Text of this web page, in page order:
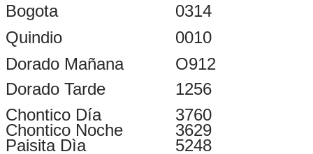
Bogota
0314
Quindio
0010
Dorado Mañana
O912
Dorado Tarde
1256
Chontico Día
3760
Chontico Noche
3629
Paisita Dìa
5248